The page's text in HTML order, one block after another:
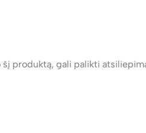
produktą, gali palikti